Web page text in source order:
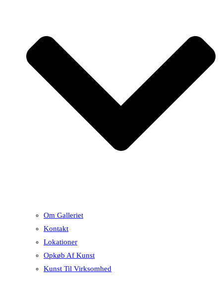
Om Galleriet
Kontakt
Lokationer
Opkøb Af Kunst
Kunst Til Virksomhed